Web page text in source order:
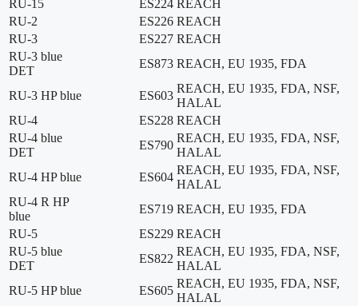
RU-15 ES224 REACH
RU-2
ES226 REACH
RU-3
ES227 REACH
RU-3 blue
DET
ES873 REACH, EU 1935, FDA
RU-3 HP blue ES603
REACH, EU 1935, FDA, NSF,
HALAL
RU-4
ES228 REACH
RU-4 blue
DET
ES790
REACH, EU 1935, FDA, NSF,
HALAL
RU-4 HP blue
ES604
REACH, EU 1935, FDA, NSF,
HALAL
RU-4 R HP
blue
ES719 REACH, EU 1935, FDA
RU-5
ES229 REACH
RU-5 blue
DET
ES822
REACH, EU 1935, FDA, NSF,
HALAL
RU-5 HP blue
ES605
REACH, EU 1935, FDA, NSF,
HALAL